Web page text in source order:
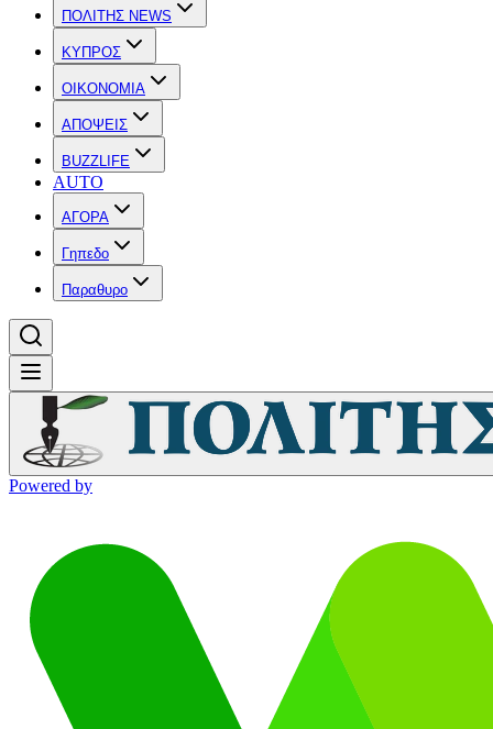
ΠΟΛΙΤΗΣ NEWS
ΚΥΠΡΟΣ
OIKONOMIA
ΑΠΟΨΕΙΣ
BUZZLIFE
AUTO
ΑΓΟΡΑ
Γηπεδο
Παραθυρο
Powered by